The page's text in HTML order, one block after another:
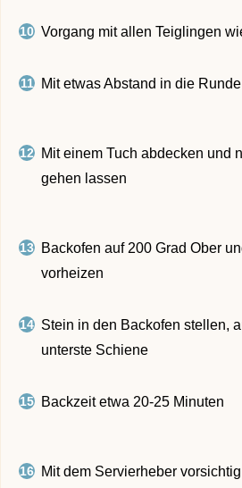
Vorgang mit allen Teiglingen
Mit etwas Abstand in die
Mit einem Tuch abdecken und
gehen lassen
Backofen auf 200 Grad Ober
vorheizen
Stein in den Backofen stellen,
unterste Schiene
Backzeit etwa 20-25 Minuten
Mit dem Servierheber